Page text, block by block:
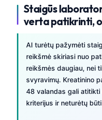
Staigūs
verta patikrinti,
AI turėtų pažymėti
reikšmė skiriasi nuo
reikšmės daugiau, nei
svyravimų. Kreatinino
48 valandas gali
kriterijus ir neturėtų
Galego
Latviešu valoda
Македонски јазик
Euskara
Occitan
العربية المغربية